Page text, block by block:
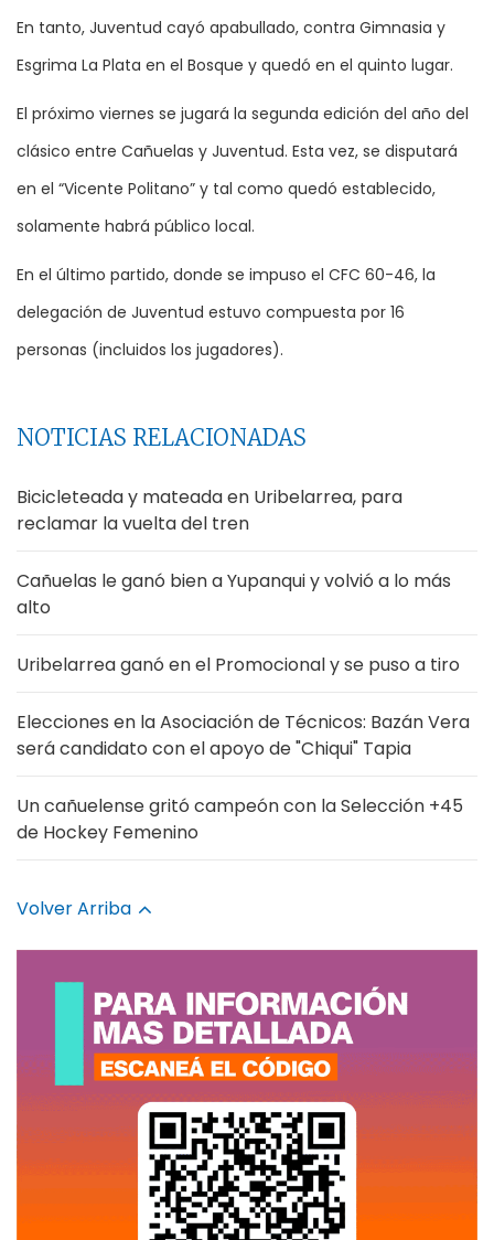
En tanto, Juventud cayó apabullado, contra Gimnasia y
Esgrima La Plata en el Bosque y quedó en el quinto lugar.
El próximo viernes se jugará la segunda edición del año del
clásico entre Cañuelas y Juventud. Esta vez, se disputará
en el “Vicente Politano” y tal como quedó establecido,
solamente habrá público local.
En el último partido, donde se impuso el CFC 60-46, la
delegación de Juventud estuvo compuesta por 16
personas (incluidos los jugadores).
NOTICIAS RELACIONADAS
Bicicleteada y mateada en Uribelarrea, para
reclamar la vuelta del tren
Cañuelas le ganó bien a Yupanqui y volvió a lo más
alto
Uribelarrea ganó en el Promocional y se puso a tiro
Elecciones en la Asociación de Técnicos: Bazán Vera
será candidato con el apoyo de "Chiqui" Tapia
Un cañuelense gritó campeón con la Selección +45
de Hockey Femenino
Volver Arriba